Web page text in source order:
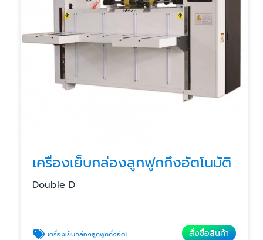
เครื่องเย็บกล่องลูกฟูกกึ่งอัตโนมัติ
Double D
เครื่องเย็บกล่องลูกฟูกกึ่งอัตโนมัติ สั่งซื้อสินค้า